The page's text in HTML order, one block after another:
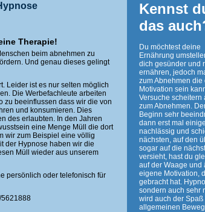
Therapie!
beim abnehmen zu
Und genau dieses gelingt
Leider ist es nur selten möglich
Die Werbefachleute arbeiten
zu beeinflussen dass wir die von
und konsumieren. Dies
des erlaubten. In den Jahren
eine Menge Müll die dort
wir zum Beispiel eine völlig
der Hypnose haben wir die
Müll wieder aus unserem
persönlich oder telefonisch für
5621888
Kennst
das
Du möchtest deine
Ernährung
dich gesünder und
ernähren, jedoch
zum Abnehmen die
Motivation sein
Versuche scheitern
zum Abnehmen.
Beginn sehr
dann erst mal
nachlässig und
nächsten, auf den
sogar auf die
versieht, hast du
auf der Waage und
eigene Motivation,
gebracht hat.
sondern auch sehr
wird auch der
allgemeinen